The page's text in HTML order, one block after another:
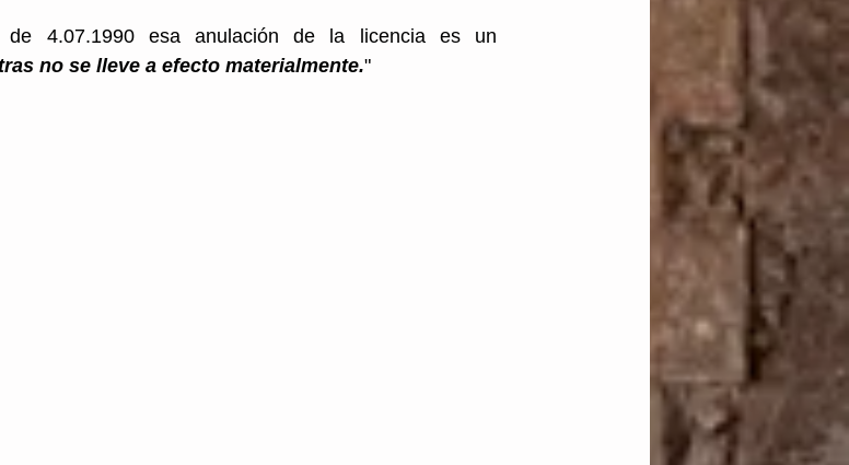
4.07.1990 esa anulación de la licencia es un
no se lleve a efecto materialmente."